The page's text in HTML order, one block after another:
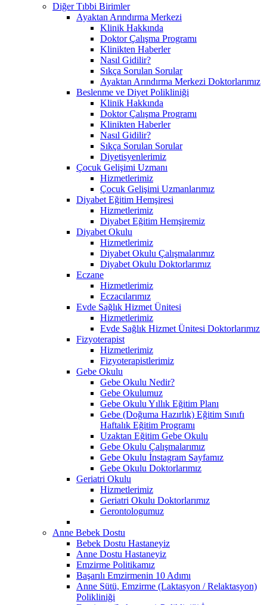
Diğer Tıbbi Birimler
Ayaktan Arındırma Merkezi
Klinik Hakkında
Doktor Çalışma Programı
Klinikten Haberler
Nasıl Gidilir?
Sıkça Sorulan Sorular
Ayaktan Arındırma Merkezi Doktorlarımız
Beslenme ve Diyet Polikliniği
Klinik Hakkında
Doktor Çalışma Programı
Klinikten Haberler
Nasıl Gidilir?
Sıkça Sorulan Sorular
Diyetisyenlerimiz
Çocuk Gelişimi Uzmanı
Hizmetlerimiz
Çocuk Gelişimi Uzmanlarımız
Diyabet Eğitim Hemşiresi
Hizmetlerimiz
Diyabet Eğitim Hemşiremiz
Diyabet Okulu
Hizmetlerimiz
Diyabet Okulu Çalışmalarımız
Diyabet Okulu Doktorlarımız
Eczane
Hizmetlerimiz
Eczacılarımız
Evde Sağlık Hizmet Ünitesi
Hizmetlerimiz
Evde Sağlık Hizmet Ünitesi Doktorlarımız
Fizyoterapist
Hizmetlerimiz
Fizyoterapistlerimiz
Gebe Okulu
Gebe Okulu Nedir?
Gebe Okulumuz
Gebe Okulu Yıllık Eğitim Planı
Gebe (Doğuma Hazırlık) Eğitim Sınıfı
Haftalık Eğitim Programı
Uzaktan Eğitim Gebe Okulu
Gebe Okulu Çalışmalarımız
Gebe Okulu İnstagram Sayfamız
Gebe Okulu Doktorlarımız
Geriatri Okulu
Hizmetlerimiz
Geriatri Okulu Doktorlarımız
Gerontologumuz
Anne Bebek Dostu
Bebek Dostu Hastaneyiz
Anne Dostu Hastaneyiz
Emzirme Politikamız
Başarılı Emzirmenin 10 Adımı
Anne Sütü, Emzirme (Laktasyon / Relaktasyon)
Polikliniği